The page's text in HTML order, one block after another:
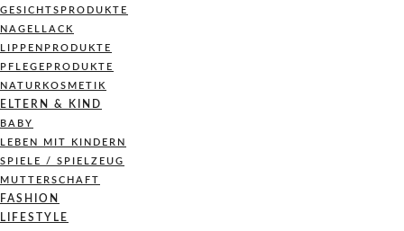
GESICHTSPRODUKTE
NAGELLACK
LIPPENPRODUKTE
PFLEGEPRODUKTE
NATURKOSMETIK
ELTERN & KIND
BABY
LEBEN MIT KINDERN
SPIELE / SPIELZEUG
MUTTERSCHAFT
FASHION
LIFESTYLE